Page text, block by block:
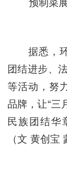
预制菜展
据悉，环
团结进步、
等活动，努
品牌，让“三
民族团结华
（文 黄创宝